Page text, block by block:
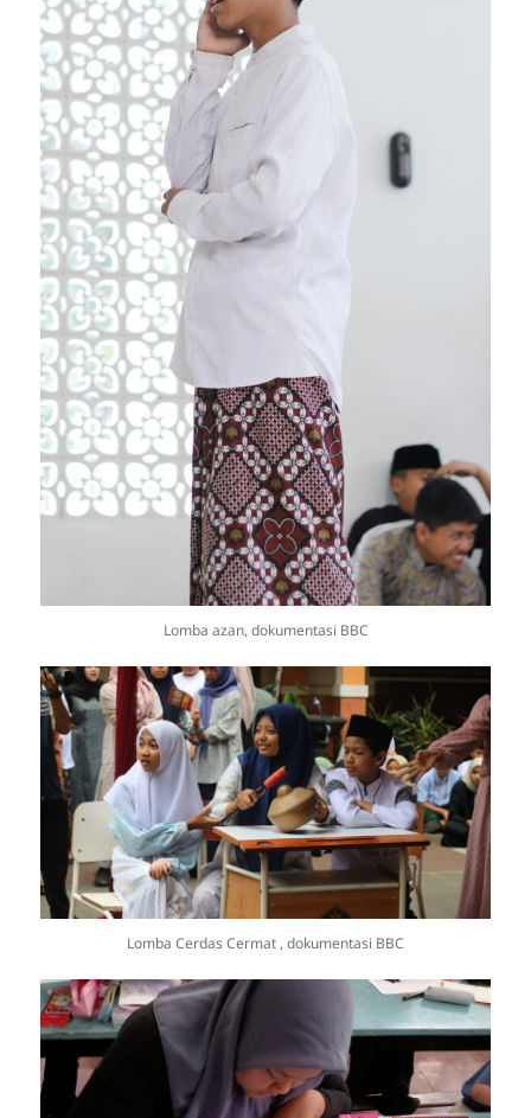
Lomba azan, dokumentasi BBC
Lomba Cerdas Cermat , dokumentasi BBC